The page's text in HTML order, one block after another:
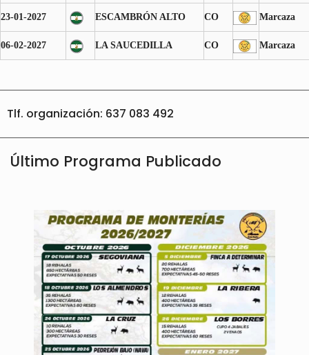
23-01-2027 ESCAMBRÓN ALTO CO Marcaza
06-02-2027 LA SAUCEDILLA CO Marcaza
Tlf. organización: 637 083 492
Último Programa Publicado